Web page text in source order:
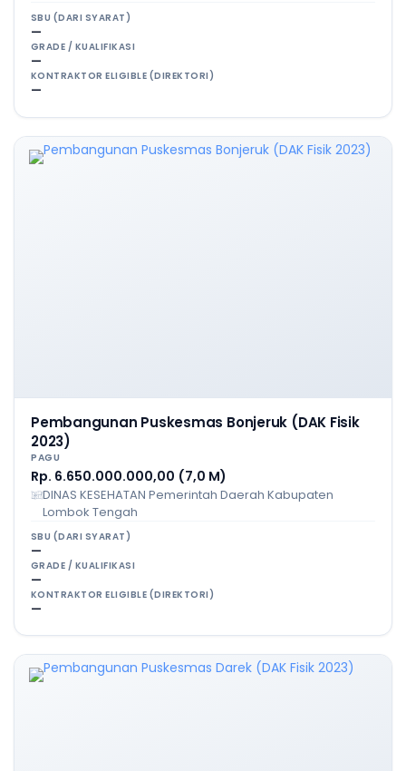
SBU (DARI SYARAT)
—
GRADE / KUALIFIKASI
—
KONTRAKTOR ELIGIBLE (DIREKTORI)
—
Pembangunan Puskesmas Bonjeruk (DAK Fisik
2023)
PAGU
Rp. 6.650.000.000,00 (7,0 M)
DINAS KESEHATAN Pemerintah Daerah Kabupaten
Lombok Tengah
SBU (DARI SYARAT)
—
GRADE / KUALIFIKASI
—
KONTRAKTOR ELIGIBLE (DIREKTORI)
—